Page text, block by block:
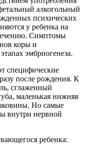
алкогольный
психических
у ребенка на
Симптомы
коры и
эмбриогенеза.
специфические
после рождения. К
сглаженный
маленькая нижняя
Но самые
внутри нервной
ребенка: